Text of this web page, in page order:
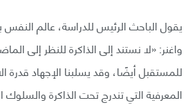
يقول الباحث الرئيس للدراسة، عالم النفس
واغنر: «لا نستند إلى الذاكرة للنظر إلى
للمستقبل أيضًا، وقد يسلبنا الإجهاد قدرة
المعرفية التي تندرج تحت الذاكرة